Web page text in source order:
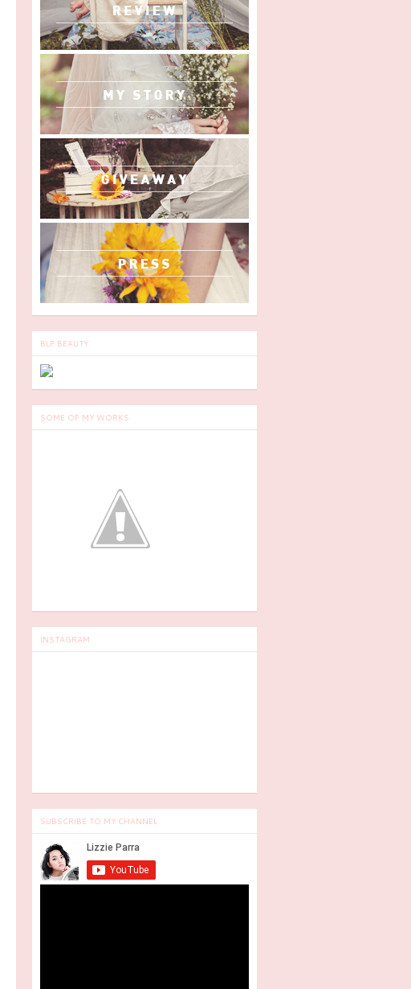
BLP BEAUTY
SOME OF MY WORKS
INSTAGRAM
SUBSCRIBE TO MY CHANNEL